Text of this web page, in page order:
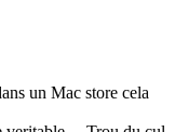
un Mac store cela